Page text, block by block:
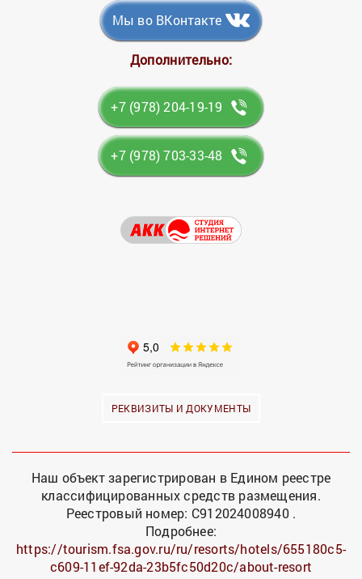
Мы во ВКонтакте
Дополнительно:
+7 (978) 204-19-19
+7 (978) 703-33-48
РЕКВИЗИТЫ И ДОКУМЕНТЫ
Наш объект зарегистрирован в Едином реестре
классифицированных средств размещения.
Реестровый номер: С912024008940 .
Подробнее:
https://tourism.fsa.gov.ru/ru/resorts/hotels/655180c5-
c609-11ef-92da-23b5fc50d20c/about-resort